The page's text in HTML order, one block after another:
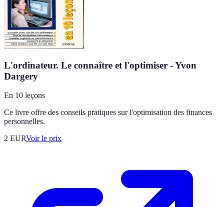
L'ordinateur. Le connaître et l'optimiser - Yvon
Dargery
En 10 leçons
Ce livre offre des conseils pratiques sur l'optimisation des finances
personnelles.
2 EURVoir le prix